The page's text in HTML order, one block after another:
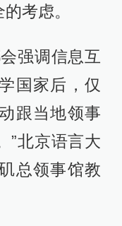
考虑。
强调信息互
国家后，仅
跟当地领事
”北京语言大
总领事馆教